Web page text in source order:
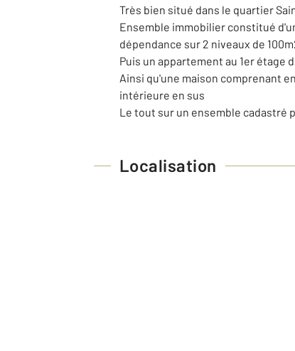
Très bien situé dans le quartier
Ensemble immobilier constitué
dépendance sur 2 niveaux de
Puis un appartement au 1er étage
Ainsi qu'une maison comprenant
intérieure en sus
Le tout sur un ensemble cadastré
Localisation